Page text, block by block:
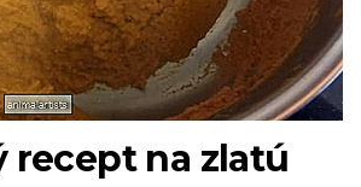
recept na zlatú